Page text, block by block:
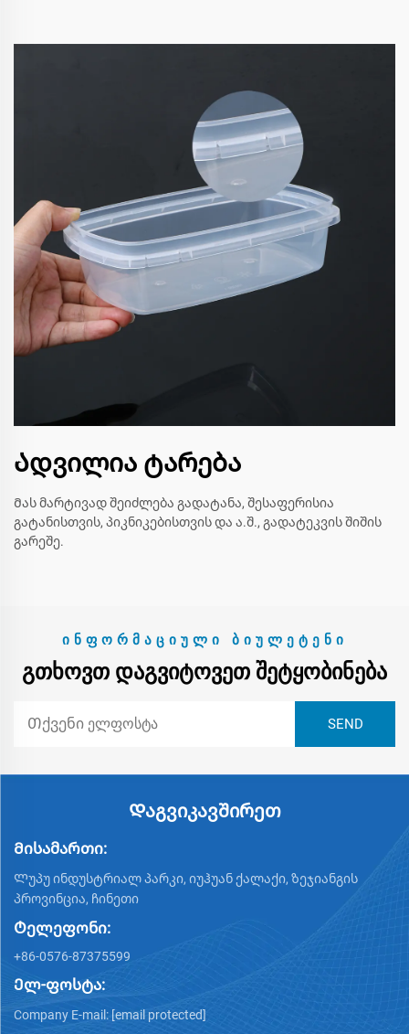
Ადვილია ტარება
Მას მარტივად შეიძლება გადატანა, შესაფერისია
გატანისთვის, პიკნიკებისთვის და ა.შ., გადატეკვის შიშის
გარეშე.
ᲘᲜᲤᲝᲠᲛᲐᲪᲘᲣᲚᲘ ᲑᲘᲣᲚᲔᲢᲔᲜᲘ
ᲒᲗᲮᲝᲕᲗ ᲓᲐᲒᲕᲘᲢᲝᲕᲔᲗ ᲨᲔᲢᲧᲝᲑᲘᲜᲔᲑᲐ
Დაგვიკავშირეთ
Მისამართი:
Ლუპუ ინდუსტრიალ პარკი, იუჰუან ქალაქი, ზეჯიანგის
პროვინცია, ჩინეთი
Ტელეფონი:
+86-0576-87375599
Ელ-ფოსტა:
Company E-mail: [email protected]